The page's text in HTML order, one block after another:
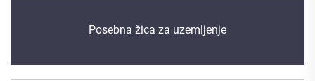
Posebna žica za uzemljenje